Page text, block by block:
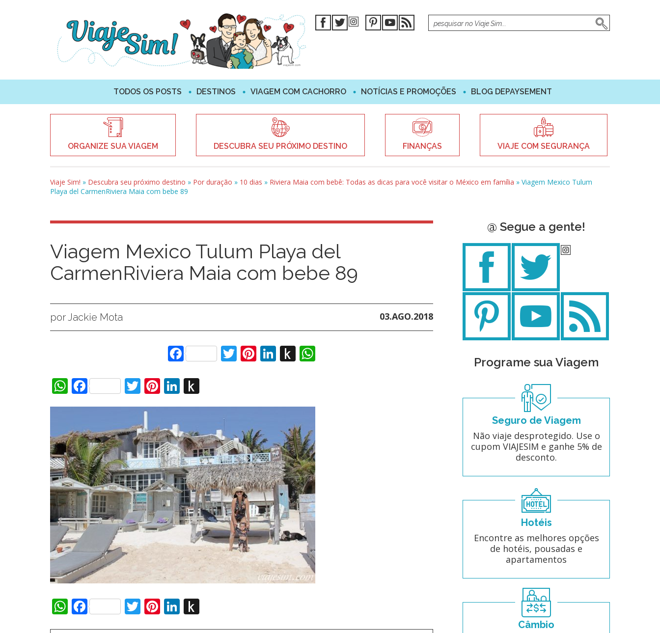
TODOS OS POSTS DESTINOS VIAGEM COM CACHORRO NOTÍCIAS E PROMOÇÕES BLOG DEPAYSEMENT
ORGANIZE SUA VIAGEM DESCUBRA SEU PRÓXIMO DESTINO FINANÇAS VIAJE COM SEGURANÇA
Viaje Sim! » Descubra seu próximo destino » Por duração » 10 dias » Riviera Maia com bebê: Todas as dicas para você visitar o México em família » Viagem Mexico Tulum
Playa del CarmenRiviera Maia com bebe 89
Viagem Mexico Tulum Playa del
CarmenRiviera Maia com bebe 89
por Jackie Mota 03.AGO.2018
FacebookTwitter
Pinterest
LinkedIn
Push
WhatsApp
FacebookTwitter
Pinterest
LinkedIn
to
Kindle
WhatsApp
FacebookTwitter
Pinterest
LinkedIn
@ Segue a gente!
Programe sua Viagem
Seguro de Viagem
Não viaje desprotegido. Use o
cupom VIAJESIM e ganhe 5% de
desconto.
Hotéis
Encontre as melhores opções
de hotéis, pousadas e
apartamentos
Câmbio